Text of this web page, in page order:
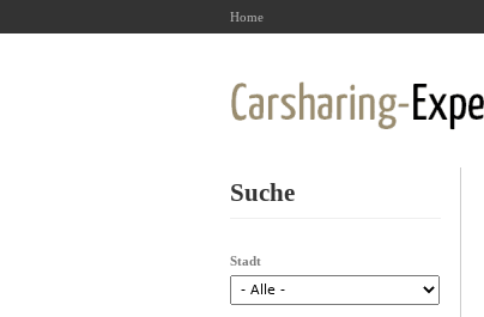
Home
Suche
Stadt